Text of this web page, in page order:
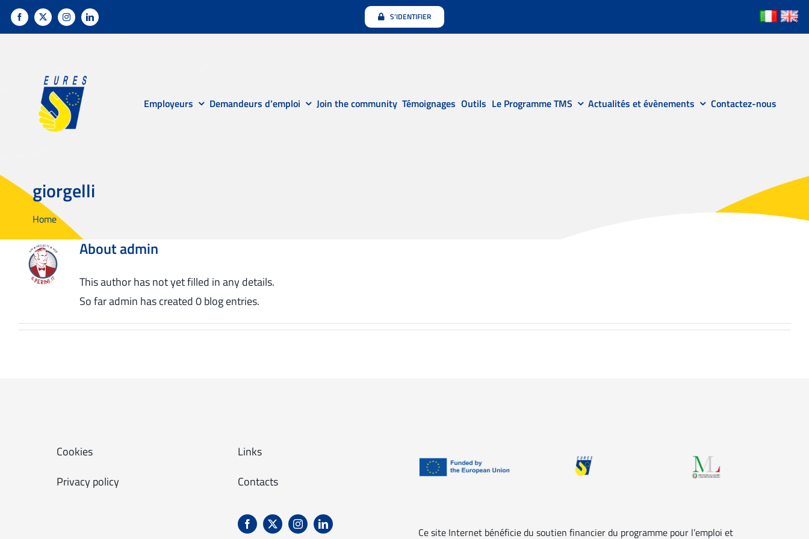
Skip
S’IDENTIFIER
Employeurs Demandeurs d’emploi Join the community Témoignages Outils Le Programme TMS Actualités et évènements Contactez-nous
giorgelli
Home
Aboutadmin
This author has not yet filled in any details.
So far admin has created 0 blog entries.
Cookies
Privacy policy
Links
Contacts
Ce site Internet bénéficie du soutien financier du programme pour l’emploi et